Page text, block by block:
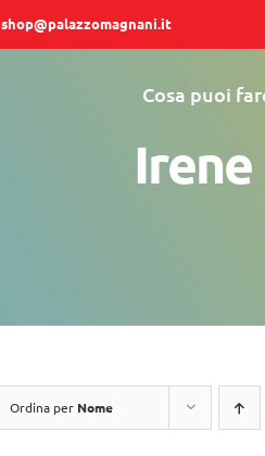
shop@palazzomagnani.it
Cosa puoi
Ordina per Nome